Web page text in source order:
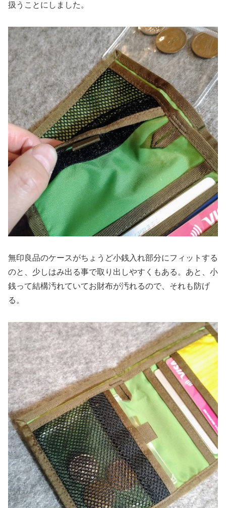
扱うことにしました。
無印良品のケースがちょうど小銭入れ部分にフィットする
のと、少しはみ出る事で取り出しやすくもある。あと、小
銭って結構汚れていてお財布が汚れるので、それも防げ
る。